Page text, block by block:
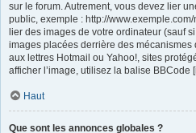
sur le forum. Autrement, vous devez lier
public, exemple : http://
lier des images de votre ordinateur (sauf
images placées derrière des mécanismes
aux lettres Hotmail ou Yahoo!, sites
afficher l’image, utilisez la balise BBCode
Haut
Que sont les annonces globales ?